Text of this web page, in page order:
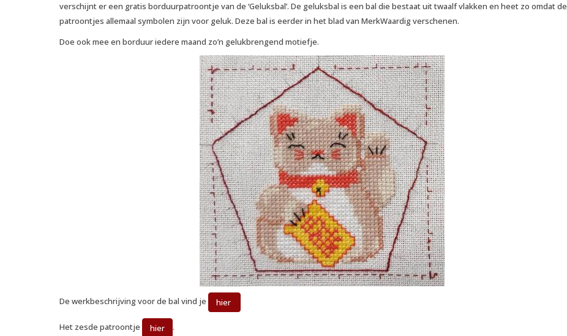
verschijnt er een gratis borduurpatroontje van de ‘Geluksbal’. De geluksbal is een bal die bestaat uit twaalf vlakken en heet zo omdat de
patroontjes allemaal symbolen zijn voor geluk. Deze bal is eerder in het blad van MerkWaardig verschenen.
Doe ook mee en borduur iedere maand zo’n gelukbrengend motiefje.
De werkbeschrijving voor de bal vind je hier
Het zesde patroontje hier .